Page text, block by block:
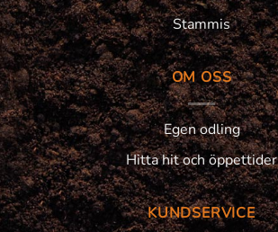
Stammis
OM OSS
Egen odling
Hitta hit och öppettider
KUNDSERVICE